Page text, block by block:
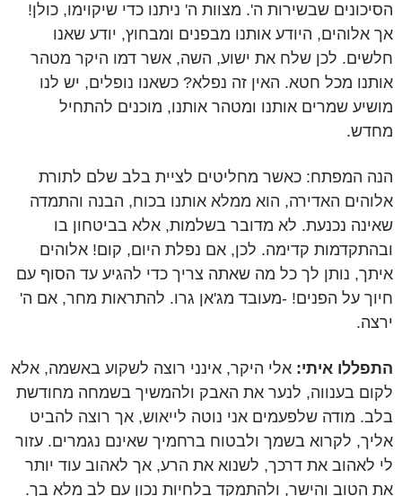
הסיכונים שבשירות ה'. מצוות ה' ניתנו כדי שיקוימו, כולן!
אך אלוהים, היודע אותנו מבפנים ומבחוץ, יודע שאנו
חלשים. לכן שלח את ישוע, השה, אשר דמו היקר מטהר
אותנו מכל חטא. האין זה נפלא? כשאנו נופלים, יש לנו
מושיע שמרים אותנו ומטהר אותנו, מוכנים להתחיל
מחדש.
הנה המפתח: כאשר מחליטים לציית בלב שלם לתורת
אלוהים האדירה, הוא ממלא אותנו בכוח, הבנה והתמדה
שאינה נכנעת. לא מדובר בשלמות, אלא בביטחון בו
ובהתקדמות קדימה. לכן, אם נפלת היום, קום! אלוהים
איתך, נותן לך כל מה שאתה צריך כדי להגיע עד הסוף עם
חיוך על הפנים! -מעובד מג'אן גרו. להתראות מחר, אם ה'
ירצה.
התפללו איתי: אלי היקר, אינני רוצה לשקוע באשמה, אלא
לקום בענווה, לנער את האבק ולהמשיך בשמחה מחודשת
בלב. מודה שלפעמים אני נוטה לייאוש, אך רוצה להביט
אליך, לקרוא בשמך ולבטוח ברחמיך שאינם נגמרים. עזור
לי לאהוב את דרכך, לשנוא את הרע, אך לאהוב עוד יותר
את הטוב והישר, ולהתמקד בלחיות נכון עם לב מלא בך.